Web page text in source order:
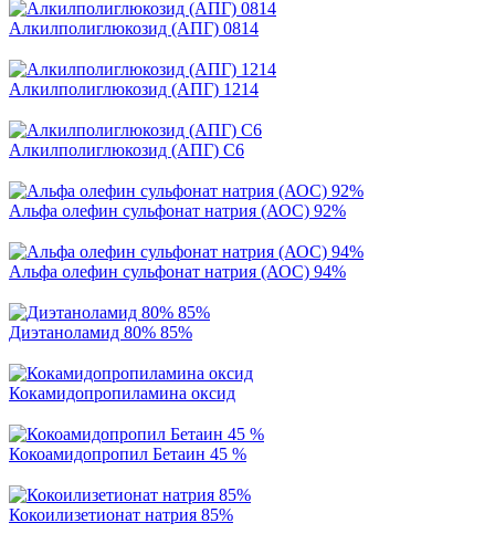
Алкилполиглюкозид (АПГ) 0814
Алкилполиглюкозид (АПГ) 1214
Алкилполиглюкозид (АПГ) С6
Альфа олефин сульфонат натрия (АОС) 92%
Альфа олефин сульфонат натрия (АОС) 94%
Диэтаноламид 80% 85%
Кокамидопропиламина оксид
Кокоамидопропил Бетаин 45 %
Кокоилизетионат натрия 85%